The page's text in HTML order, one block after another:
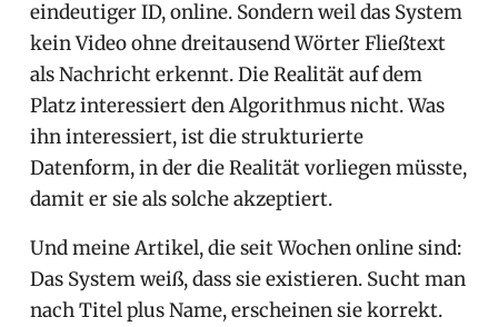
eindeutiger ID, online. Sondern weil das System
kein Video ohne dreitausend Wörter Fließtext
als Nachricht erkennt. Die Realität auf dem
Platz interessiert den Algorithmus nicht. Was
ihn interessiert, ist die strukturierte
Datenform, in der die Realität vorliegen müsste,
damit er sie als solche akzeptiert.
Und meine Artikel, die seit Wochen online sind:
Das System weiß, dass sie existieren. Sucht man
nach Titel plus Name, erscheinen sie korrekt.